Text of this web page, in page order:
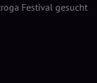
Festival gesucht